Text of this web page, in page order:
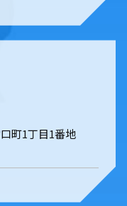
町1丁目1番地